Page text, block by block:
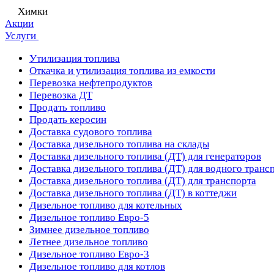
Химки
Акции
Услуги
Утилизация топлива
Откачка и утилизация топлива из емкости
Перевозка нефтепродуктов
Перевозка ДТ
Продать топливо
Продать керосин
Доставка судового топлива
Доставка дизельного топлива на склады
Доставка дизельного топлива (ДТ) для генераторов
Доставка дизельного топлива (ДТ) для водного
Доставка дизельного топлива (ДТ) для транспорта
Доставка дизельного топлива (ДТ) в коттеджи
Дизельное топливо для котельных
Дизельное топливо Евро-5
Зимнее дизельное топливо
Летнее дизельное топливо
Дизельное топливо Евро-3
Дизельное топливо для котлов